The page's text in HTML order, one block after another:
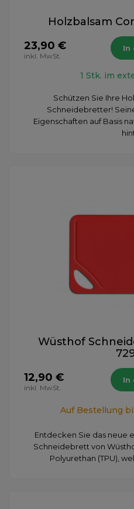
Holzbalsam
23,90 €
inkl. MwSt.
In
1 Stk. im
Schützen Sie Ihre
Schneidebretter!
Eigenschaften auf Basis
Wüsthof
12,90 €
inkl. MwSt.
In
Auf Bestellung
Entdecken Sie das neue
Schneidebrett von
Polyurethan (TPU),